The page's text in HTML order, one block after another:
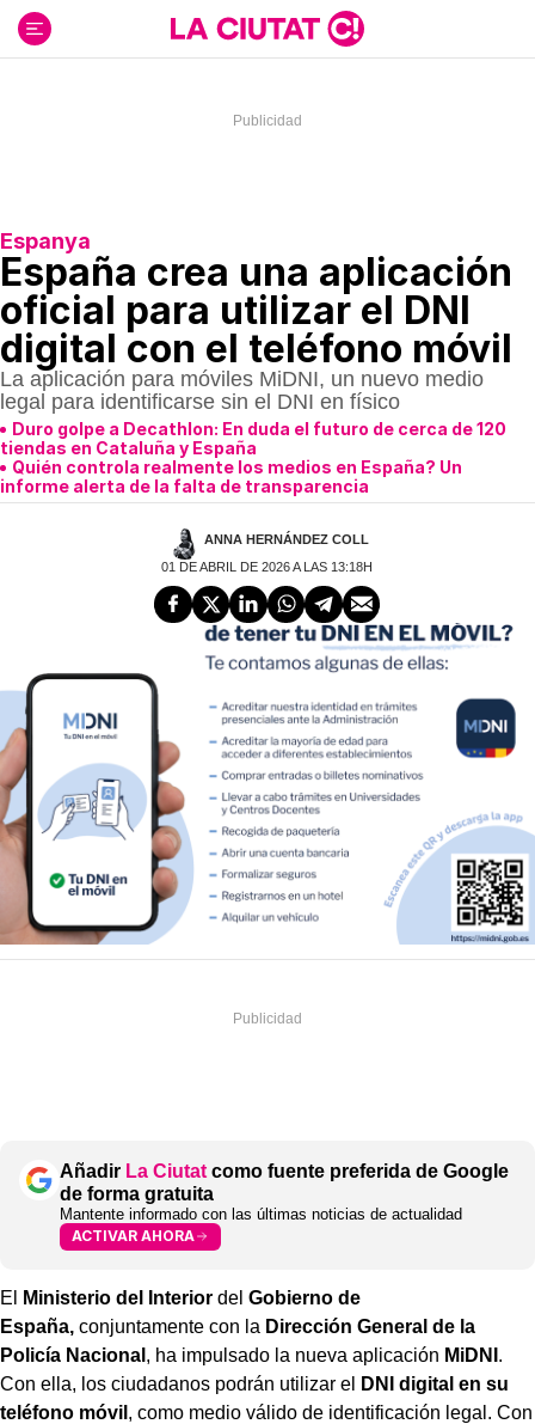
contenido
Espanya
España crea una aplicación
oficial para utilizar el DNI
digital con el teléfono móvil
La aplicación para móviles MiDNI, un nuevo medio
legal para identificarse sin el DNI en físico
Duro golpe a Decathlon: En duda el futuro de cerca de 120
tiendas en Cataluña y España
Quién controla realmente los medios en España? Un
informe alerta de la falta de transparencia
ANNA HERNÁNDEZ COLL
01 DE ABRIL DE 2026 A LAS 13:18H
Añadir La Ciutat como fuente preferida de Google
de forma gratuita
Mantente informado con las últimas noticias de actualidad
ACTIVAR AHORA
El Ministerio del Interior del Gobierno de
España, conjuntamente con la Dirección General de la
Policía Nacional , ha impulsado la nueva aplicación MiDNI .
Con ella, los ciudadanos podrán utilizar el
DNI digital en su
teléfono móvil , como medio válido de identificación legal. Con